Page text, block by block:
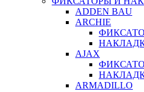
ADDEN BAU
ARCHIE
AJAX
ARMADILLO